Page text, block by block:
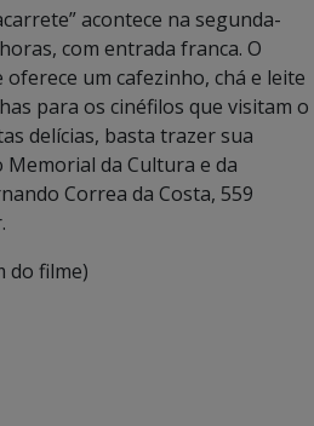
acontece na segunda-
com entrada franca. O
um cafezinho, chá e leite
para os cinéfilos que visitam o
delícias, basta trazer sua
Memorial da Cultura e da
Correa da Costa, 559
do filme)